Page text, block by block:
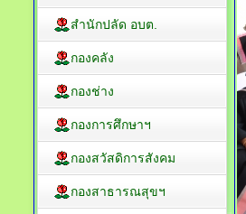
สำนักปลัด อบต.
กองคลัง
กองช่าง
กองการศึกษาฯ
กองสวัสดิการสังคม
กองสาธารณสุขฯ